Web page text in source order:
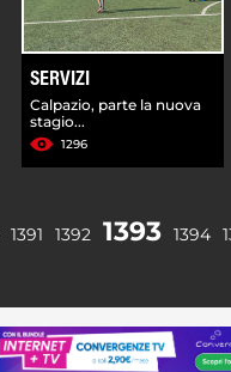
SERVIZI
Calpazio, parte la nuova
stagio...
1296
1391 1392 1393 1394